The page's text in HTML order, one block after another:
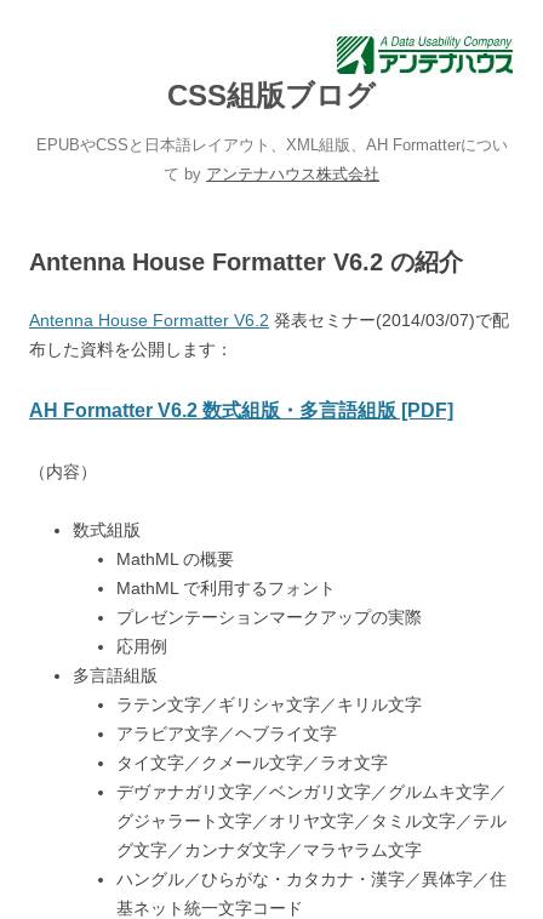
CSS組版ブログ
EPUBやCSSと日本語レイアウト、XML組版、AH Formatterについ
て by アンテナハウス株式会社
Antenna House Formatter V6.2 の紹介
Antenna House Formatter V6.2 発表セミナー(2014/03/07)で配
布した資料を公開します：
AH Formatter V6.2 数式組版・多言語組版 [PDF]
（内容）
数式組版
MathML の概要
MathML で利用するフォント
プレゼンテーションマークアップの実際
応用例
多言語組版
ラテン文字／ギリシャ文字／キリル文字
アラビア文字／ヘブライ文字
タイ文字／クメール文字／ラオ文字
デヴァナガリ文字／ベンガリ文字／グルムキ文字／
グジャラート文字／オリヤ文字／タミル文字／テル
グ文字／カンナダ文字／マラヤラム文字
ハングル／ひらがな・カタカナ・漢字／異体字／住
基ネット統一文字コード